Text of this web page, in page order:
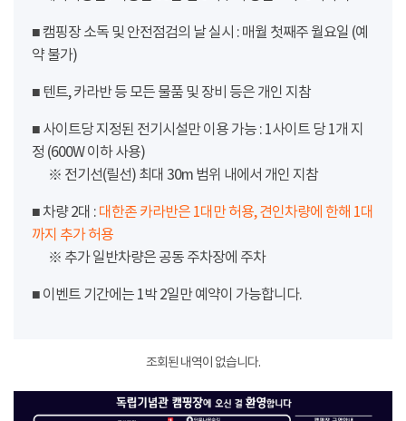
■ 캠핑장 소독 및 안전점검의 날 실시 : 매월 첫째주 월요일 (예
약 불가)
■ 텐트, 카라반 등 모든 물품 및 장비 등은 개인 지참
■ 사이트당 지정된 전기시설만 이용 가능 : 1사이트 당 1개 지
정 (600W 이하 사용)
※ 전기선(릴선) 최대 30m 범위 내에서 개인 지참
■ 차량 2대 : 대한존 카라반은 1대만 허용, 견인차량에 한해 1대
까지 추가 허용
※ 추가 일반차량은 공동 주차장에 주차
■ 이벤트 기간에는 1박 2일만 예약이 가능합니다.
조회된 내역이 없습니다.